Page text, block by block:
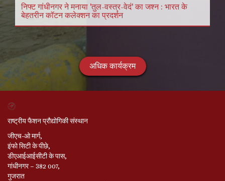
निफ्ट गांधीनगर ने मनाया 'तुल-वस्त्र-वेदं' का जश्न : भारत के
बेहतरीन कॉटन कलेक्शन का प्रदर्शन
अधिक कार्यक्रम
राष्ट्रीय फैशन प्रौद्योगिकी संस्थान
जीएच-ओ मार्ग,
इंफो सिटी के पीछे,
डीएआईआईसीटी के पास,
गांधीनगर – 382 007,
गुजरात